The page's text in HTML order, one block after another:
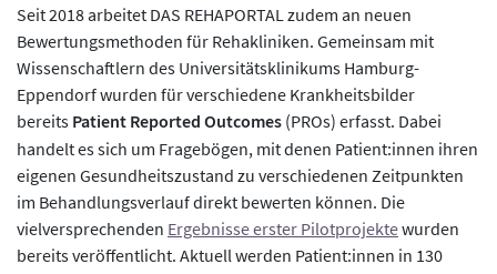
Seit 2018 arbeitet DAS REHAPORTAL zudem an neuen
Bewertungsmethoden für Rehakliniken. Gemeinsam mit
Wissenschaftlern des Universitätsklinikums Hamburg-
Eppendorf wurden für verschiedene Krankheitsbilder
bereits Patient Reported Outcomes (PROs) erfasst. Dabei
handelt es sich um Fragebögen, mit denen Patient:innen ihren
eigenen Gesundheitszustand zu verschiedenen Zeitpunkten
im Behandlungsverlauf direkt bewerten können. Die
vielversprechenden Ergebnisse erster Pilotprojektewurden
bereits veröffentlicht. Aktuell werden Patient:innen in 130